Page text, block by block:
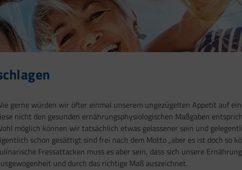
gerne würden wir öfter einmal unserem ungezügelten Appetit auf
nicht den gesunden ernährungsphysiologischen Maßgaben
möglich können wir tatsächlich etwas gelassener sein und
schon gesättigt sind frei nach dem Motto „aber es ist doch so
Fressattacken muss es aber sein, dass sich unsere
und durch das richtige Maß auszeichnet.